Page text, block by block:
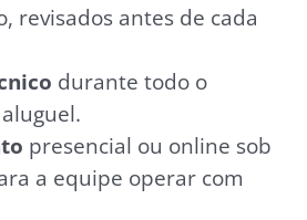
revisados antes de cada
durante todo o
presencial ou online sob
a equipe operar com